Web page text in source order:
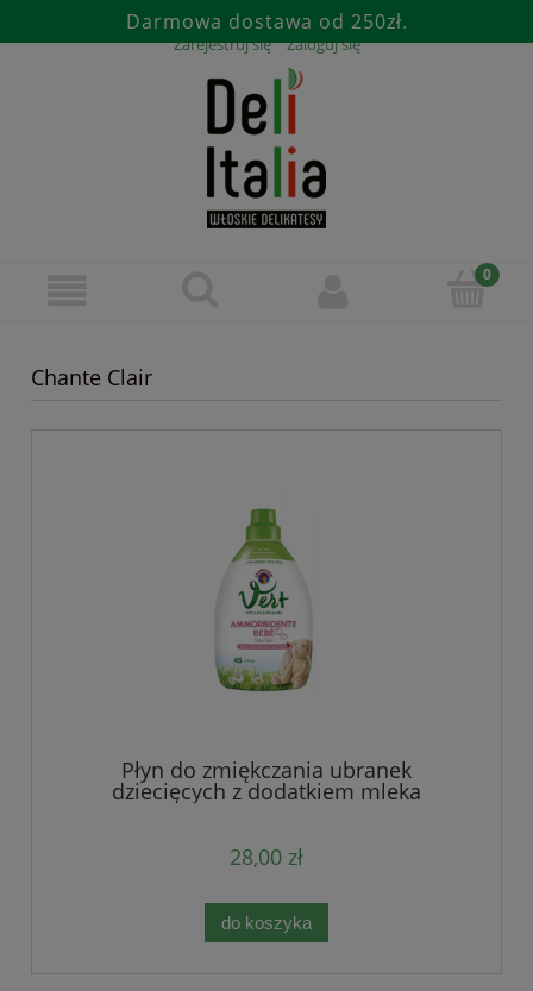
Darmowa dostawa od 250zł.
Zarejestruj się Zaloguj się
Chante Clair
Płyn do zmiękczania ubranek
dziecięcych z dodatkiem mleka
owsianego 1071ml Chanteclair
28,00 zł
do koszyka